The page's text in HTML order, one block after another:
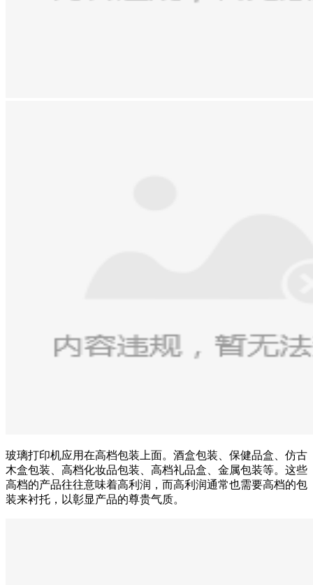
玻璃打印机应用在高档包装上面。酒盒包装、保健品盒、仿古
木盒包装、高档化妆品包装、高档礼品盒、金属包装等。这些
高档的产品往往意味着高利润，而高利润通常也需要高档的包
装来衬托，以彰显产品的尊贵气质。